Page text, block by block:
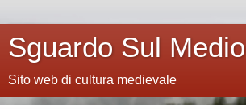
Sguardo Sul
Sito web di cultura medievale